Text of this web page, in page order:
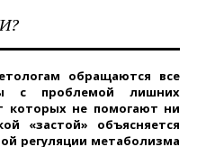
обращаются все
с проблемой лишних
которых не помогают ни
«застой» объясняется
регуляции метаболизма